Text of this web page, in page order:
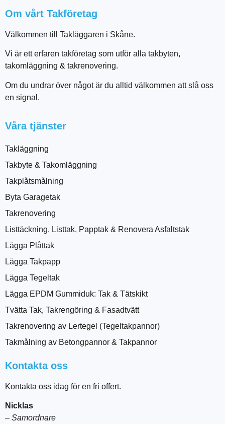
Om vårt Takföretag
Välkommen till Takläggaren i Skåne.
Vi är ett erfaren takföretag som utför alla takbyten,
takomläggning & takrenovering.
Om du undrar över något är du alltid välkommen att slå oss
en signal.
Våra tjänster
Takläggning
Takbyte & Takomläggning
Takplåtsmålning
Byta Garagetak
Takrenovering
Listtäckning, Listtak, Papptak & Renovera Asfaltstak
Lägga Plåttak
Lägga Takpapp
Lägga Tegeltak
Lägga EPDM Gummiduk: Tak & Tätskikt
Tvätta Tak, Takrengöring & Fasadtvätt
Takrenovering av Lertegel (Tegeltakpannor)
Takmålning av Betongpannor & Takpannor
Kontakta oss
Kontakta oss idag för en fri offert.
Nicklas
– Samordnare